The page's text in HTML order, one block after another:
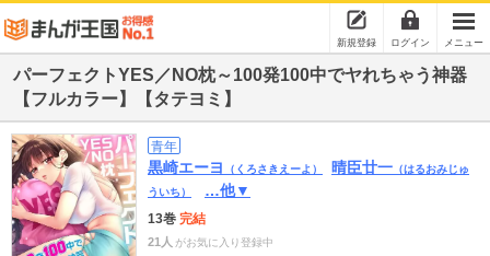
新規登録 ログイン メニュー
パーフェクトYES／NO枕～100発100中でヤれちゃう神器
【フルカラー】【タテヨミ】
青年
黒崎エーヨ （くろさきえーよ） 晴臣廿一 （はるおみじゅ
ういち）
…他▼
13巻 完結
21人 がお気に入り登録中